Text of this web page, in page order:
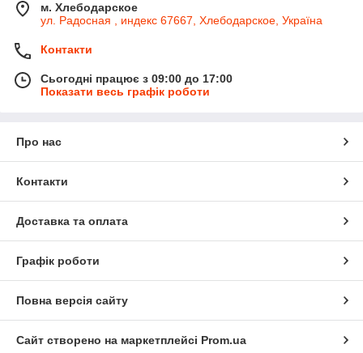
м. Хлебодарское
ул. Радосная , индекс 67667, Хлебодарское, Україна
Контакти
Сьогодні працює з 09:00 до 17:00
Показати весь графік роботи
Про нас
Контакти
Доставка та оплата
Графік роботи
Повна версія сайту
Сайт створено на маркетплейсі Prom.ua